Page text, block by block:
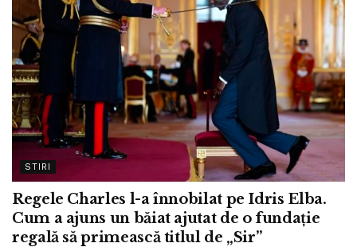
STIRI
Regele Charles l-a înnobilat pe Idris Elba.
Cum a ajuns un băiat ajutat de o fundație
regală să primească titlul de „Sir”